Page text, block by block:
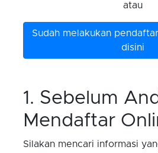
atau
Sudah melakukan
disini
1. Sebelum
Mendaftar
Silakan mencari informasi